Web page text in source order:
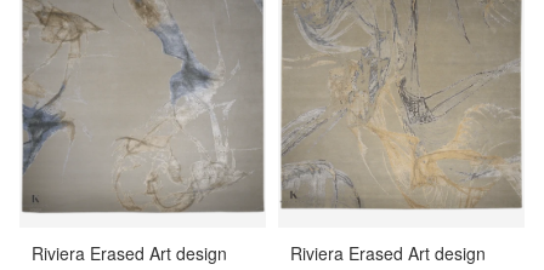
Riviera Erased Art design
Riviera Erased Art design